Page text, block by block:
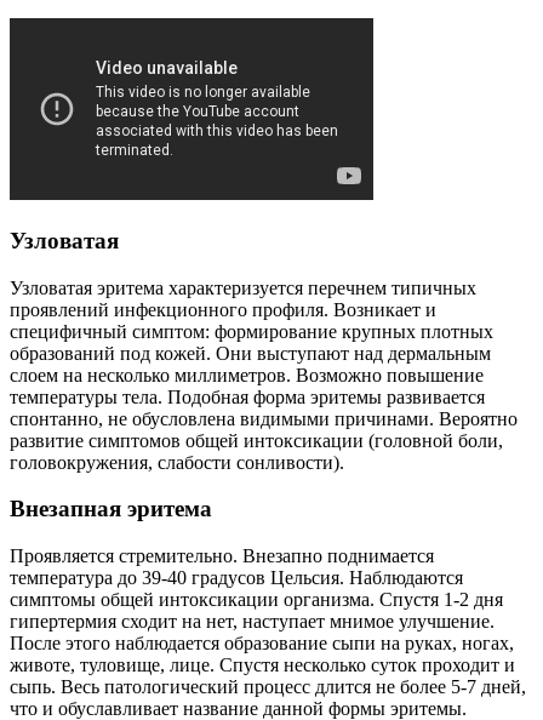
Узловатая
Узловатая эритема характеризуется перечнем типичных
проявлений инфекционного профиля. Возникает и
специфичный симптом: формирование крупных плотных
образований под кожей. Они выступают над дермальным
слоем на несколько миллиметров. Возможно повышение
температуры тела. Подобная форма эритемы развивается
спонтанно, не обусловлена видимыми причинами. Вероятно
развитие симптомов общей интоксикации (головной боли,
головокружения, слабости сонливости).
Внезапная эритема
Проявляется стремительно. Внезапно поднимается
температура до 39-40 градусов Цельсия. Наблюдаются
симптомы общей интоксикации организма. Спустя 1-2 дня
гипертермия сходит на нет, наступает мнимое улучшение.
После этого наблюдается образование сыпи на руках, ногах,
животе, туловище, лице. Спустя несколько суток проходит и
сыпь. Весь патологический процесс длится не более 5-7 дней,
что и обуславливает название данной формы эритемы.